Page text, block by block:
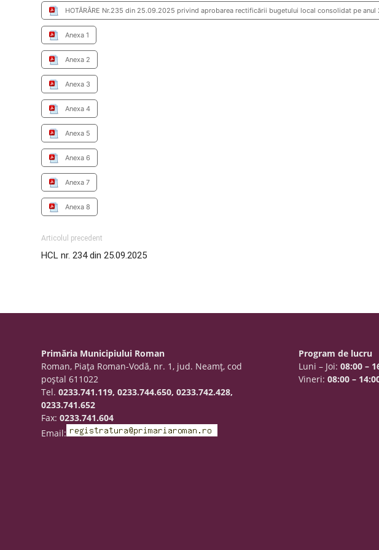
HOTĂRÂRE Nr.235 din 25.09.2025 privind aprobarea rectificării bugetului local consolidat pe anul
Anexa 1
Anexa 2
Anexa 3
Anexa 4
Anexa 5
Anexa 6
Anexa 7
Anexa 8
Articolul precedent
HCL nr. 234 din 25.09.2025
Primăria Municipiului Roman
Roman, Piaţa Roman-Vodă, nr. 1, jud. Neamţ, cod
poştal 611022
Tel.0233.741.119, 0233.744.650, 0233.742.428,
0233.741.652
Fax:0233.741.604
Email:
Program de lucru
Luni – Joi:08:00 –
Vineri:08:00 –